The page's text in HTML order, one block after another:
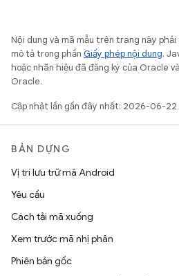
Nội dung và mã mẫu trên trang này
mô tả trong phần Giấy phép nội dung.
hoặc nhãn hiệu đã đăng ký của Oracle
Oracle.
Cập nhật lần gần đây nhất: 2026-06-22
BẢN DỰNG
Vị trí lưu trữ mã Android
Yêu cầu
Cách tải mã xuống
Xem trước mã nhị phân
Phiên bản gốc